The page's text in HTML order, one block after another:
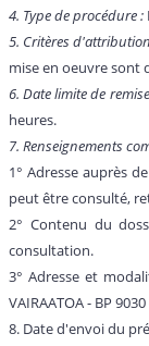
4. Type de procédure :
5. Critères
mise en oeuvre sont
6. Date limite de
heures.
7. Renseignements
1° Adresse auprès
peut être consulté,
2° Contenu du
consultation.
3° Adresse et
VAIRAATOA - BP
8. Date d'envoi du